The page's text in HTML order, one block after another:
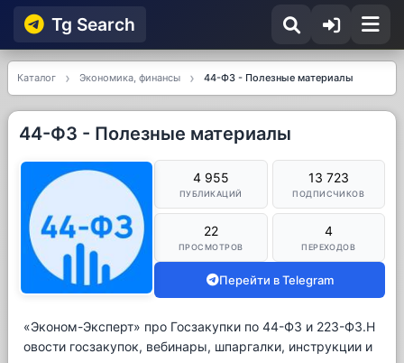
Tg Searсh
Каталог Экономика, финансы 44-ФЗ - Полезные материалы
44-ФЗ - Полезные материалы
4 955
ПУБЛИКАЦИЙ
13 723
ПОДПИСЧИКОВ
22
ПРОСМОТРОВ
4
ПЕРЕХОДОВ
Перейти в Telegram
«Эконом-Эксперт» про Госзакупки по 44-ФЗ и 223-ФЗ.Н
овости госзакупок, вебинары, шпаргалки, инструкции и